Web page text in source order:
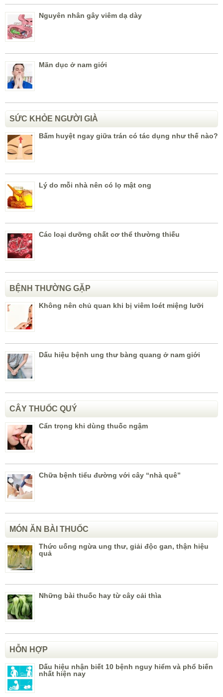
Nguyên nhân gây viêm dạ dày
Mãn dục ở nam giới
SỨC KHỎE NGƯỜI GIÀ
Bấm huyệt ngay giữa trán có tác dụng như thế nào?
Lý do mỗi nhà nên có lọ mật ong
Các loại dưỡng chất cơ thể thường thiếu
BỆNH THƯỜNG GẶP
Không nên chủ quan khi bị viêm loét miệng lưỡi
Dấu hiệu bệnh ung thư bàng quang ở nam giới
CÂY THUỐC QUÝ
Cẩn trọng khi dùng thuốc ngậm
Chữa bệnh tiểu đường với cây “nhà quê”
MÓN ĂN BÀI THUỐC
Thức uống ngừa ung thư, giải độc gan, thận hiệu
quả
Những bài thuốc hay từ cây cải thìa
HỖN HỢP
Dấu hiệu nhận biết 10 bệnh nguy hiểm và phổ biến
nhất hiện nay